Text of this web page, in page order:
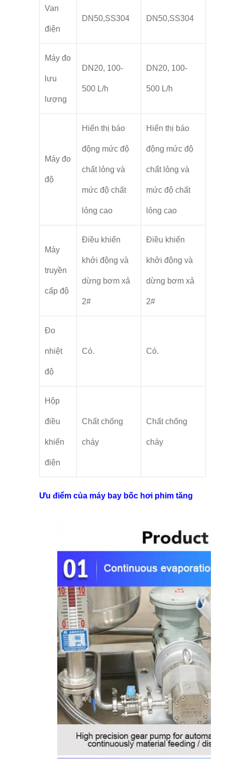
Van
điện
DN50,SS304 DN50,SS304
Máy đo
lưu
lượng
DN20, 100-
500 L/h
DN20, 100-
500 L/h
Máy đo
độ
Hiển thị báo
động mức độ
chất lỏng và
mức độ chất
lỏng cao
Hiển thị báo
động mức độ
chất lỏng và
mức độ chất
lỏng cao
Máy
truyền
cấp độ
Điều khiển
khởi động và
dừng bơm xả
2#
Điều khiển
khởi động và
dừng bơm xả
2#
Đo
nhiệt
độ
Có. Có.
Hộp
điều
khiển
điện
Chất chống
cháy
Chất chống
cháy
Ưu điểm của máy bay bốc hơi phim tăng